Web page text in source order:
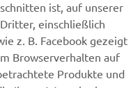
ist, auf unserer
einschließlich
z. B. Facebook gezeigt
Browserverhalten auf
Produkte und